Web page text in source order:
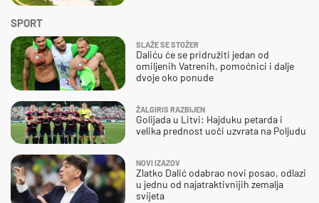
SPORT
SLAŽE SE STOŽER
Daliću će se pridružiti jedan od
omiljenih Vatrenih, pomoćnici i dalje
dvoje oko ponude
ŽALGIRIS RAZBIJEN
Golijada u Litvi: Hajduku petarda i
velika prednost uoči uzvrata na Poljudu
NOVI IZAZOV
Zlatko Dalić odabrao novi posao, odlazi
u jednu od najatraktivnijih zemalja
svijeta